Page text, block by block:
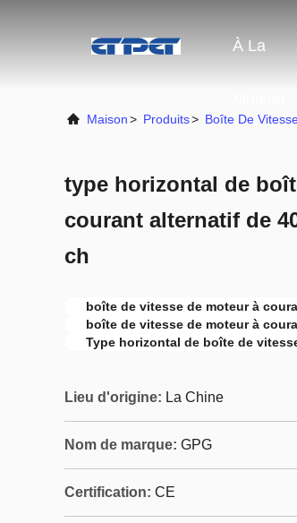
À La
Maison> Produits> Boîte De
type horizontal de
courant alternatif de
ch
boîte de vitesse de moteur à
boîte de vitesse de moteur à
Type horizontal de boîte de
Lieu d'origine: La Chine
Nom de marque: GPG
Certification: CE